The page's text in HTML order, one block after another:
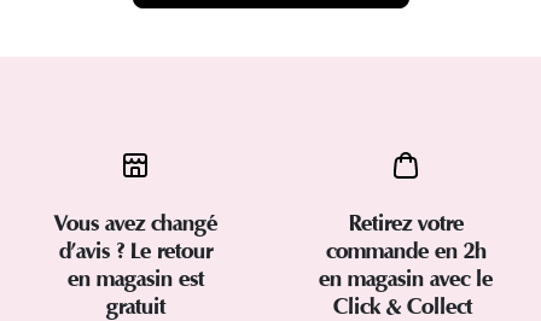
Vous avez changé
d’avis ? Le retour
en magasin est
gratuit
Retirez votre
commande en 2h
en magasin avec le
Click & Collect